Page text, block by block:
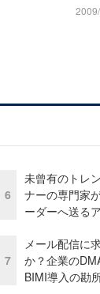
6
未曾有のトレ
ナーの専門家
ーダーへ送る
7
メール配信に
か？企業の
BIMI導入の勘